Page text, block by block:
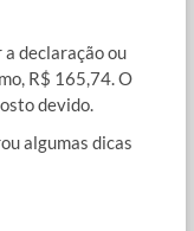
declaração ou
R$ 165,74. O
devido.
algumas dicas